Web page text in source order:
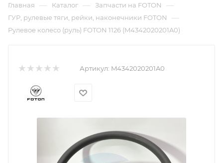
Главная — Каталог — Запчасти на FOTON —
ГУР, рулевые тяги, рейки, наконечники FOTON —
Рулевое колесо (руль) FOTON 1126 (M4342020201A0)
Артикул: M4342020201A0